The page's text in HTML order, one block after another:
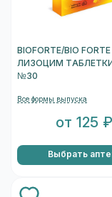
BIOFORTE/BIO FORTE
ЛИЗОЦИМ
№30
Все формы выпуска
от 125 ₽
Выбрать